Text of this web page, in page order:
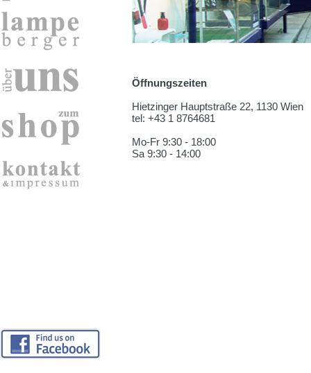
Öffnungszeiten
Hietzinger Hauptstraße 22, 1130 Wien
tel: +43 1 8764681
Mo-Fr 9:30 - 18:00
Sa 9:30 - 14:00